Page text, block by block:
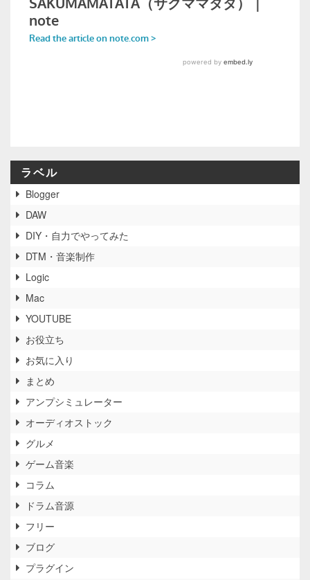
ラベル
Blogger
DAW
DIY・自力でやってみた
DTM・音楽制作
Logic
Mac
YOUTUBE
お役立ち
お気に入り
まとめ
アンプシミュレーター
オーディオストック
グルメ
ゲーム音楽
コラム
ドラム音源
フリー
ブログ
プラグイン